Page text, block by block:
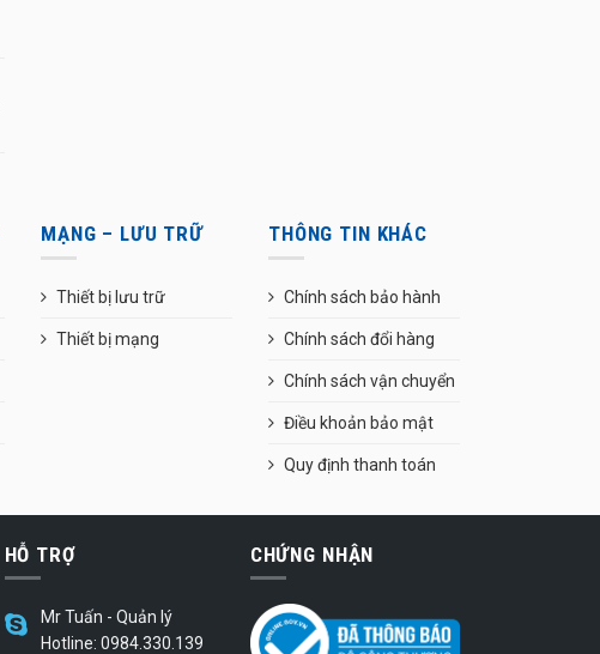
MẠNG – LƯU TRỮ
Thiết bị lưu trữ
Thiết bị mạng
THÔNG TIN KHÁC
Chính sách bảo hành
Chính sách đổi hàng
Chính sách vận chuyển
Điều khoản bảo mật
Quy định thanh toán
HỖ TRỢ
Mr Tuấn - Quản lý
Hotline: 0984.330.139
CHỨNG NHẬN